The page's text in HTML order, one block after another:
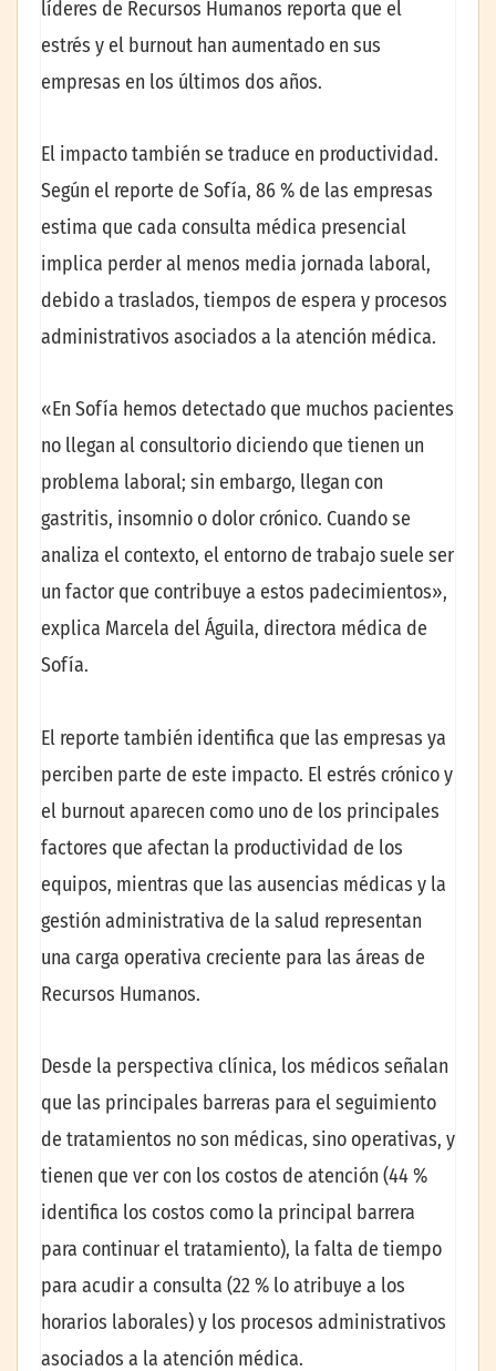
líderes de Recursos Humanos reporta que el
estrés y el burnout han aumentado en sus
empresas en los últimos dos años.
El impacto también se traduce en productividad.
Según el reporte de Sofía, 86 % de las empresas
estima que cada consulta médica presencial
implica perder al menos media jornada laboral,
debido a traslados, tiempos de espera y procesos
administrativos asociados a la atención médica.
«En Sofía hemos detectado que muchos pacientes
no llegan al consultorio diciendo que tienen un
problema laboral; sin embargo, llegan con
gastritis, insomnio o dolor crónico. Cuando se
analiza el contexto, el entorno de trabajo suele ser
un factor que contribuye a estos padecimientos»,
explica Marcela del Águila, directora médica de
Sofía.
El reporte también identifica que las empresas ya
perciben parte de este impacto. El estrés crónico y
el burnout aparecen como uno de los principales
factores que afectan la productividad de los
equipos, mientras que las ausencias médicas y la
gestión administrativa de la salud representan
una carga operativa creciente para las áreas de
Recursos Humanos.
Desde la perspectiva clínica, los médicos señalan
que las principales barreras para el seguimiento
de tratamientos no son médicas, sino operativas, y
tienen que ver con los costos de atención (44 %
identifica los costos como la principal barrera
para continuar el tratamiento), la falta de tiempo
para acudir a consulta (22 % lo atribuye a los
horarios laborales) y los procesos administrativos
asociados a la atención médica.